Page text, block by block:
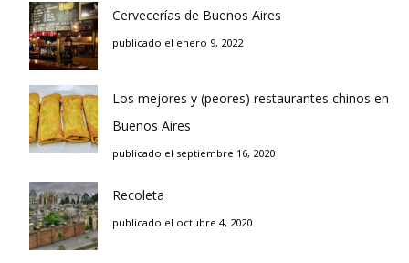
Cervecerías de Buenos Aires
publicado el enero 9, 2022
Los mejores y (peores) restaurantes chinos en
Buenos Aires
publicado el septiembre 16, 2020
Recoleta
publicado el octubre 4, 2020